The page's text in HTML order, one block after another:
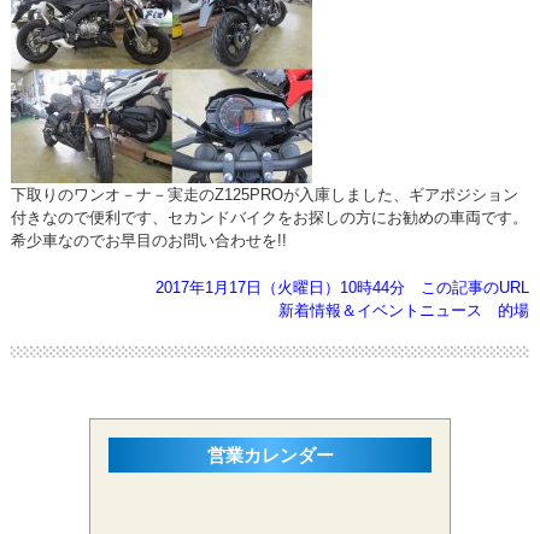
下取りのワンオ－ナ－実走のZ125PROが入庫しました、ギアポジション
付きなので便利です、セカンドバイクをお探しの方にお勧めの車両です。
希少車なのでお早目のお問い合わせを!!
2017年1月17日（火曜日）10時44分
この記事のURL
新着情報＆イベントニュース
的場
営業カレンダー